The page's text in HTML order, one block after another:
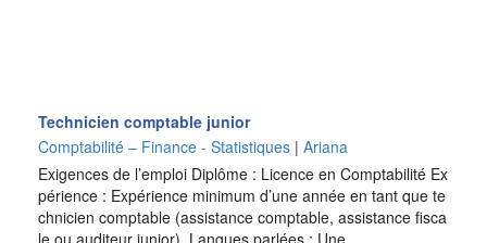
Technicien comptable junior
Comptabilité – Finance - Statistiques | Ariana
Exigences de l’emploi Diplôme : Licence en Comptabilité Ex
périence : Expérience minimum d’une année en tant que te
chnicien comptable (assistance comptable, assistance fisca
le ou auditeur junior). Langues parlées : Une…